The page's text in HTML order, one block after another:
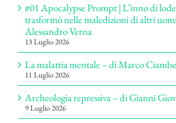
#01 Apocalypse Prompt | L’inno di
trasformò nelle maledizioni di altri
Alessandro Verna
13 Luglio 2026
La malattia mentale – di Marco
11 Luglio 2026
Archeologia repressiva – di Gianni
9 Luglio 2026